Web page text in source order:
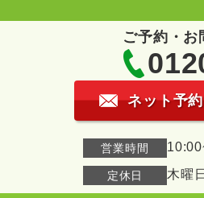
ご予約・お
ネット予約
営業時間
定休日 木曜